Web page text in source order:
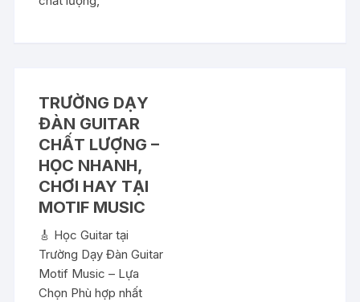
TRƯỜNG DẠY
ĐÀN GUITAR
CHẤT LƯỢNG –
HỌC NHANH,
CHƠI HAY TẠI
MOTIF MUSIC
🎸 Học Guitar tại
Trường Dạy Đàn Guitar
Motif Music – Lựa
Chọn Phù hợp nhất